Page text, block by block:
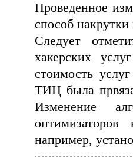
Проведенное
способ
Следует
хакерских
стоимость
ТИЦ была
Изменение
например,